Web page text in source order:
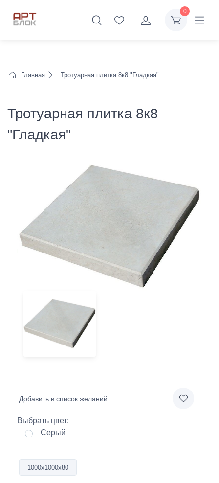
0
Главная Тротуарная плитка 8к8 "Гладкая"
Тротуарная плитка 8к8
"Гладкая"
Добавить в список желаний
Выбрать цвет:
Серый
1000х1000х80